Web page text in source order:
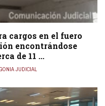
cargos en el fuero
encontrándose
de 11 ...
JUDICIAL